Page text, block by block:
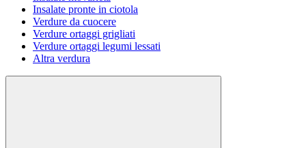
Insalate pronte in ciotola
Verdure da cuocere
Verdure ortaggi grigliati
Verdure ortaggi legumi lessati
Altra verdura